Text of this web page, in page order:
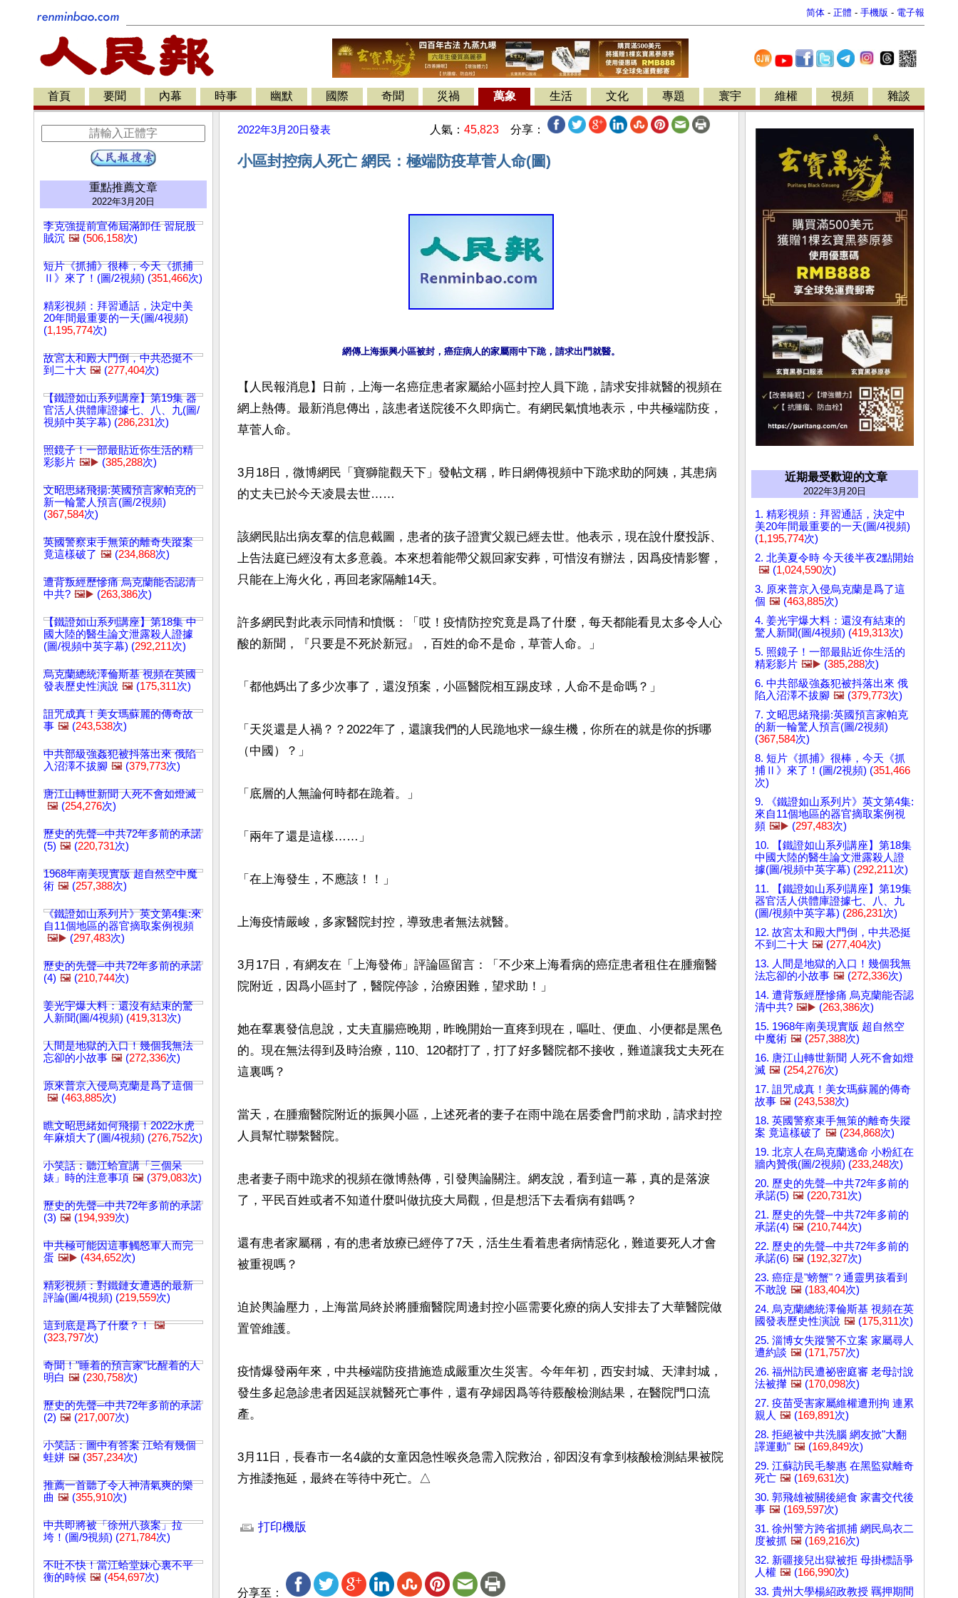
简体 - 正體 - 手機版 - 電子報
首頁 要聞 內幕 時事 幽默 國際 奇聞 災禍 萬象 生活 文化 專題 寰宇 維權 視頻 雜談
重點推薦文章
2022年3月20日
李克強提前宣佈屆滿卸任 習屁股
賊沉 🖼️ (506,158次)
短片《抓捕》很棒，今天《抓捕
Ⅱ》來了！(圖/2視頻) (351,466次)
精彩視頻：拜習通話，決定中美
20年間最重要的一天(圖/4視頻)
(1,195,774次)
故宮太和殿大門倒，中共恐挺不
到二十大 🖼️ (277,404次)
【鐵證如山系列講座】第19集 器
官活人供體庫證據七、八、九(圖/
視頻中英字幕) (286,231次)
照鏡子！一部最貼近你生活的精
彩影片 🖼️▶️ (385,288次)
文昭思緒飛揚:英國預言家帕克的
新一輪驚人預言(圖/2視頻)
(367,584次)
英國警察束手無策的離奇失蹤案
竟這樣破了 🖼️ (234,868次)
遭背叛經歷慘痛 烏克蘭能否認清
中共? 🖼️▶️ (263,386次)
【鐵證如山系列講座】第18集 中
國大陸的醫生論文泄露殺人證據
(圖/視頻中英字幕) (292,211次)
烏克蘭總統澤倫斯基 視頻在英國
發表歷史性演說 🖼️ (175,311次)
詛咒成真！美女瑪蘇麗的傳奇故
事 🖼️ (243,538次)
中共部級強姦犯被抖落出來 俄陷
入沼澤不拔腳 🖼️ (379,773次)
唐江山轉世新聞 人死不會如燈滅
🖼️ (254,276次)
歷史的先聲─中共72年多前的承諾
(5) 🖼️ (220,731次)
1968年南美現實版 超自然空中魔
術 🖼️ (257,388次)
《鐵證如山系列片》英文第4集:來
自11個地區的器官摘取案例視頻
🖼️▶️ (297,483次)
歷史的先聲─中共72年多前的承諾
(4) 🖼️ (210,744次)
姜光宇爆大料：還沒有結束的驚
人新聞(圖/4視頻) (419,313次)
人間是地獄的入口！幾個我無法
忘卻的小故事 🖼️ (272,336次)
原來普京入侵烏克蘭是爲了這個
🖼️ (463,885次)
瞧文昭思緒如何飛揚！2022水虎
年麻煩大了(圖/4視頻) (276,752次)
小笑話：聽江蛤宣講「三個呆
婊」時的注意事項 🖼️ (379,083次)
歷史的先聲─中共72年多前的承諾
(3) 🖼️ (194,939次)
中共極可能因這事觸怒軍人而完
蛋 🖼️▶️ (434,652次)
精彩視頻：對鐵鏈女遭遇的最新
評論(圖/4視頻) (219,559次)
這到底是爲了什麼？！ 🖼️
(323,797次)
奇聞！"睡着的預言家"比醒着的人
明白 🖼️ (230,758次)
歷史的先聲─中共72年多前的承諾
(2) 🖼️ (217,007次)
小笑話：圖中有答案 江蛤有幾個
蛙姘 🖼️ (357,234次)
推薦一首聽了令人神清氣爽的樂
曲 🖼️ (355,910次)
中共即將被「徐州八孩案」拉
垮！(圖/9視頻) (271,784次)
不吐不快！當江蛤堂妹心裏不平
衡的時候 🖼️ (454,697次)
2022年3月20日發表 人氣： 45,823 分享：
小區封控病人死亡 網民：極端防疫草菅人命(圖)
【人民報消息】日前，上海一名癌症患者家屬給小區封控人員下跪，請求安排就醫的視頻在
網上熱傳。最新消息傳出，該患者送院後不久即病亡。有網民氣憤地表示，中共極端防疫，
草菅人命。
3月18日，微博網民「寶獅龍觀天下」發帖文稱，昨日網傳視頻中下跪求助的阿姨，其患病
的丈夫已於今天凌晨去世……
該網民貼出病友羣的信息截圖，患者的孩子證實父親已經去世。他表示，現在說什麼投訴、
上告法庭已經沒有太多意義。本來想着能帶父親回家安葬，可惜沒有辦法，因爲疫情影響，
只能在上海火化，再回老家隔離14天。
許多網民對此表示同情和憤慨：「哎！疫情防控究竟是爲了什麼，每天都能看見太多令人心
酸的新聞，『只要是不死於新冠』，百姓的命不是命，草菅人命。」
「都他媽出了多少次事了，還沒預案，小區醫院相互踢皮球，人命不是命嗎？」
「天災還是人禍？？2022年了，還讓我們的人民跪地求一線生機，你所在的就是你的拆哪
（中國）？」
「底層的人無論何時都在跪着。」
「兩年了還是這樣……」
「在上海發生，不應該！！」
上海疫情嚴峻，多家醫院封控，導致患者無法就醫。
3月17日，有網友在「上海發佈」評論區留言：「不少來上海看病的癌症患者租住在腫瘤醫
院附近，因爲小區封了，醫院停診，治療困難，望求助！」
她在羣裏發信息說，丈夫直腸癌晚期，昨晚開始一直疼到現在，嘔吐、便血、小便都是黑色
的。現在無法得到及時治療，110、120都打了，打了好多醫院都不接收，難道讓我丈夫死在
這裏嗎？
當天，在腫瘤醫院附近的振興小區，上述死者的妻子在雨中跪在居委會門前求助，請求封控
人員幫忙聯繫醫院。
患者妻子雨中跪求的視頻在微博熱傳，引發輿論關注。網友說，看到這一幕，真的是落淚
了，平民百姓或者不知道什麼叫做抗疫大局觀，但是想活下去看病有錯嗎？
還有患者家屬稱，有的患者放療已經停了7天，活生生看着患者病情惡化，難道要死人才會
被重視嗎？
迫於輿論壓力，上海當局終於將腫瘤醫院周邊封控小區需要化療的病人安排去了大華醫院做
置管維護。
疫情爆發兩年來，中共極端防疫措施造成嚴重次生災害。今年年初，西安封城、天津封城，
發生多起急診患者因延誤就醫死亡事件，還有孕婦因爲等待覈酸檢測結果，在醫院門口流
產。
3月11日，長春市一名4歲的女童因急性喉炎急需入院救治，卻因沒有拿到核酸檢測結果被院
方推諉拖延，最終在等待中死亡。△
打印機版
分享至：
近期最受歡迎的文章
2022年3月20日
1. 精彩視頻：拜習通話，決定中
美20年間最重要的一天(圖/4視頻)
(1,195,774次)
2. 北美夏令時 今天後半夜2點開始
🖼️ (1,024,590次)
3. 原來普京入侵烏克蘭是爲了這
個 🖼️ (463,885次)
4. 姜光宇爆大料：還沒有結束的
驚人新聞(圖/4視頻) (419,313次)
5. 照鏡子！一部最貼近你生活的
精彩影片 🖼️▶️ (385,288次)
6. 中共部級強姦犯被抖落出來 俄
陷入沼澤不拔腳 🖼️ (379,773次)
7. 文昭思緒飛揚:英國預言家帕克
的新一輪驚人預言(圖/2視頻)
(367,584次)
8. 短片《抓捕》很棒，今天《抓
捕Ⅱ》來了！(圖/2視頻) (351,466
次)
9. 《鐵證如山系列片》英文第4集:
來自11個地區的器官摘取案例視
頻 🖼️▶️ (297,483次)
10. 【鐵證如山系列講座】第18集
中國大陸的醫生論文泄露殺人證
據(圖/視頻中英字幕) (292,211次)
11. 【鐵證如山系列講座】第19集
器官活人供體庫證據七、八、九
(圖/視頻中英字幕) (286,231次)
12. 故宮太和殿大門倒，中共恐挺
不到二十大 🖼️ (277,404次)
13. 人間是地獄的入口！幾個我無
法忘卻的小故事 🖼️ (272,336次)
14. 遭背叛經歷慘痛 烏克蘭能否認
清中共? 🖼️▶️ (263,386次)
15. 1968年南美現實版 超自然空
中魔術 🖼️ (257,388次)
16. 唐江山轉世新聞 人死不會如燈
滅 🖼️ (254,276次)
17. 詛咒成真！美女瑪蘇麗的傳奇
故事 🖼️ (243,538次)
18. 英國警察束手無策的離奇失蹤
案 竟這樣破了 🖼️ (234,868次)
19. 北京人在烏克蘭逃命 小粉紅在
牆內贊俄(圖/2視頻) (233,248次)
20. 歷史的先聲─中共72年多前的
承諾(5) 🖼️ (220,731次)
21. 歷史的先聲─中共72年多前的
承諾(4) 🖼️ (210,744次)
22. 歷史的先聲─中共72年多前的
承諾(6) 🖼️ (192,327次)
23. 癌症是"螃蟹"？通靈男孩看到
不敢說 🖼️ (183,404次)
24. 烏克蘭總統澤倫斯基 視頻在英
國發表歷史性演說 🖼️ (175,311次)
25. 淄博女失蹤警不立案 家屬尋人
遭約談 🖼️ (171,757次)
26. 福州訪民遭祕密庭審 老母討說
法被攆 🖼️ (170,098次)
27. 疫苗受害家屬維權遭刑拘 連累
親人 🖼️ (169,891次)
28. 拒絕被中共洗腦 網友掀"大翻
譯運動" 🖼️ (169,849次)
29. 江蘇訪民毛黎惠 在黑監獄離奇
死亡 🖼️ (169,631次)
30. 郭飛雄被關後絕食 家書交代後
事 🖼️ (169,597次)
31. 徐州警方跨省抓捕 網民烏衣二
度被抓 🖼️ (169,216次)
32. 新疆接兒出獄被拒 母掛標語爭
人權 🖼️ (166,990次)
33. 貴州大學楊紹政教授 羈押期間